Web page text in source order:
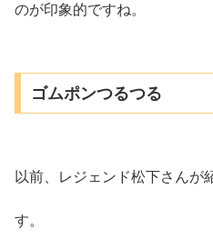
のが印象的ですね。
ゴムポンつるつる
以前、レジェンド松下さんが
す。